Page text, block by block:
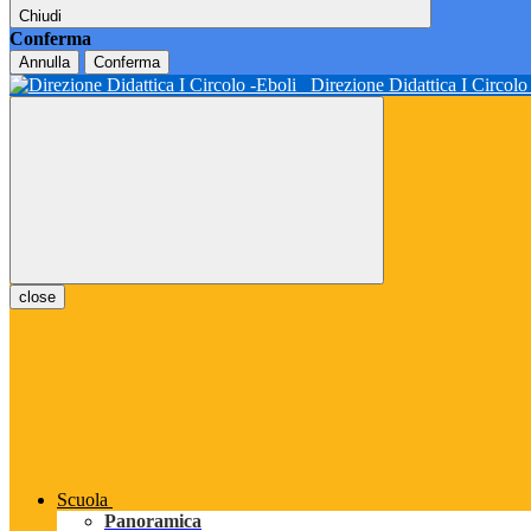
Chiudi
Conferma
Annulla Conferma
Direzione Didattica I Circolo
close
Scuola
Panoramica